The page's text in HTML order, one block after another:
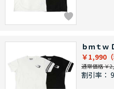
ｂｍｔｗ
￥1,990
通常価格 ￥
割引率：